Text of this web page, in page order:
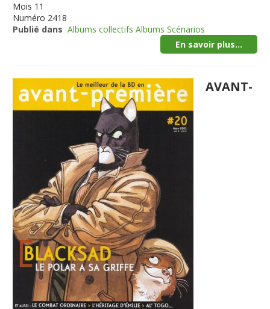
Mois 11
Numéro 2418
Publié dans Albums collectifs Albums Scénarios
En savoir plus...
AVANT-